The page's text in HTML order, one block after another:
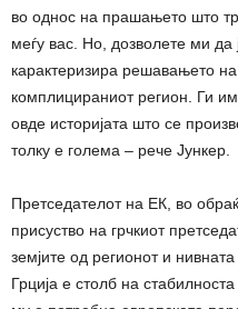
во однос на прашањето што
меѓу вас. Но, дозволете ми да
карактеризира решавањето
комплицираниот регион. Ги
овде историјата што се
толку е голема – рече Јункер.
Претседателот на ЕК, во
присуство на грчкиот
земјите од регионот и
Грција е столб на